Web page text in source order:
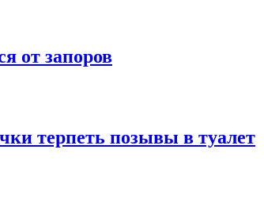
от запоров
терпеть позывы в туалет